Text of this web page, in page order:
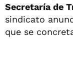
Secretaría de
sindicato
que se